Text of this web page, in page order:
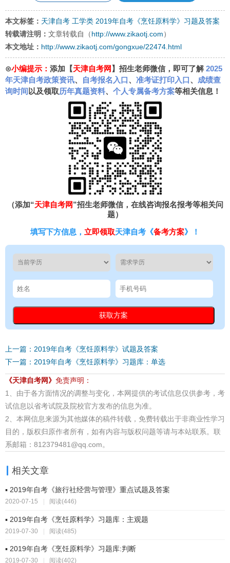
本文标签： 天津自考 工学类 2019年自考《烹饪原料学》习题及答案
转载请注明： 文章转载自（ http://www.zikaotj.com ）
本文地址： http://www.zikaotj.com/gongxue/22474.html
⊙小编提示： 添加【天津自考网 】招生老师微信，即可了解2025
年天津自考政策资讯、 自考报名入口、 准考证打印入口、 成绩查
询时间 以及领取历年真题资料、 个人专属备考方案等相关信息！
（添加“天津自考网”招生老师微信，在线咨询报名报考等相关问
题）
填写下方信息， 立即领取天津自考《备考方案》！
上一篇：2019年自考《烹饪原料学》试题及答案
下一篇：2019年自考《烹饪原料学》习题库：单选
《天津自考网》 免责声明：
1、由于各方面情况的调整与变化，本网提供的考试信息仅供参考，考
试信息以省考试院及院校官方发布的信息为准。
2、本网信息来源为其他媒体的稿件转载，免费转载出于非商业性学习
目的，版权归原作者所有，如有内容与版权问题等请与本站联系。联
系邮箱：812379481@qq.com。
相关文章
▪ 2019年自考《旅行社经营与管理》重点试题及答案
2020-07-15 | 阅读(446)
▪ 2019年自考《烹饪原料学》习题库：主观题
2019-07-30 | 阅读(485)
▪ 2019年自考《烹饪原料学》习题库:判断
2019-07-30 阅读(402)